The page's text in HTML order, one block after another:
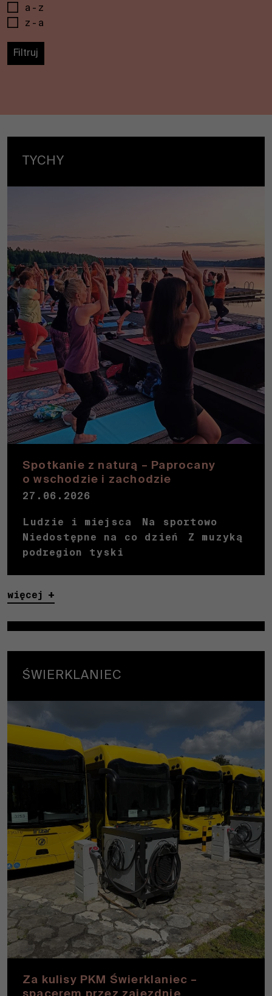
a-z
z-a
TYCHY
Spotkanie z naturą – Paprocany
o wschodzie i zachodzie
27.06.2026
Ludzie i miejsca
Na sportowo
Niedostępne na co dzień
Z muzyką
podregion tyski
więcej
ŚWIERKLANIEC
Za kulisy PKM Świerklaniec –